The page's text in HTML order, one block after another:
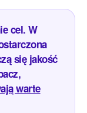
cel. W
się jakość
warte